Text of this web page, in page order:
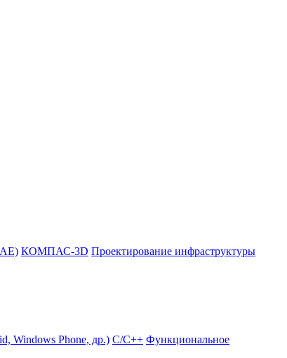
КОМПАС-3D Проектирование инфраструктуры
Windows Phone, др.) С/С++ Функциональное